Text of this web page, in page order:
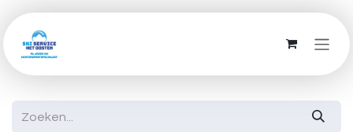
Overslaan naar inhoud